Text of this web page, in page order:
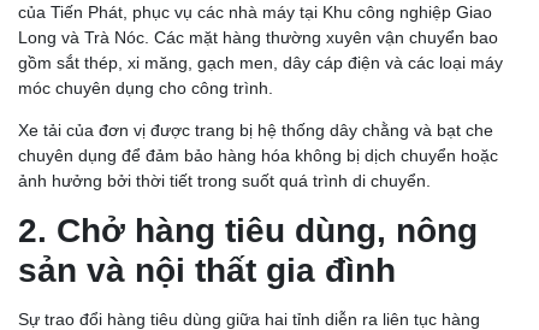
của Tiến Phát, phục vụ các nhà máy tại Khu công nghiệp Giao
Long và Trà Nóc. Các mặt hàng thường xuyên vận chuyển bao
gồm sắt thép, xi măng, gạch men, dây cáp điện và các loại máy
móc chuyên dụng cho công trình.
Xe tải của đơn vị được trang bị hệ thống dây chằng và bạt che
chuyên dụng để đảm bảo hàng hóa không bị dịch chuyển hoặc
ảnh hưởng bởi thời tiết trong suốt quá trình di chuyển.
2. Chở hàng tiêu dùng, nông
sản và nội thất gia đình
Sự trao đổi hàng tiêu dùng giữa hai tỉnh diễn ra liên tục hàng